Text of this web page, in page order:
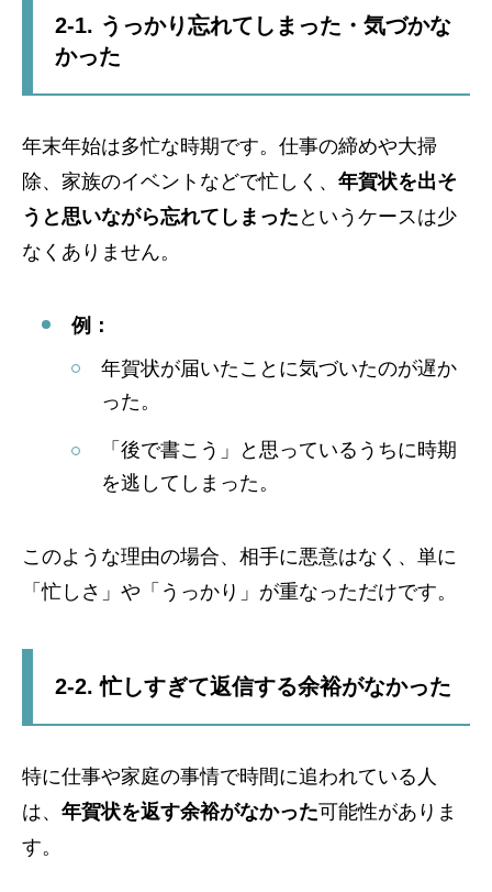
2-1. うっかり忘れてしまった・気づかな
かった
年末年始は多忙な時期です。仕事の締めや大掃
除、家族のイベントなどで忙しく、 年賀状を出そ
うと思いながら忘れてしまった というケースは少
なくありません。
例：
年賀状が届いたことに気づいたのが遅か
った。
「後で書こう」と思っているうちに時期
を逃してしまった。
このような理由の場合、相手に悪意はなく、単に
「忙しさ」や「うっかり」が重なっただけです。
2-2. 忙しすぎて返信する余裕がなかった
特に仕事や家庭の事情で時間に追われている人
は、 年賀状を返す余裕がなかった可能性がありま
す。